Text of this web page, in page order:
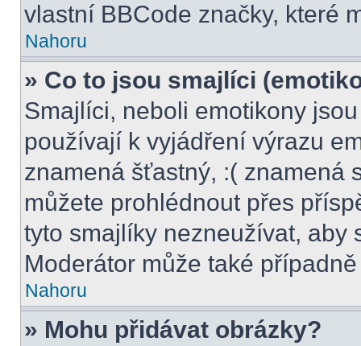
vlastní BBCode značky, které
Nahoru
» Co to jsou smajlíci
Smajlíci, neboli emotikony
používají k vyjádření výrazu
znamená šťastný, :( znamená
můžete prohlédnout přes
tyto smajlíky nezneužívat, aby
Moderátor může také
Nahoru
» Mohu přidávat obrázky?